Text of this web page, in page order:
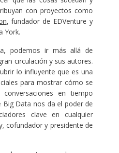
con proyectos como
, fundador de EDVenture y
York.
podemos ir más allá de
circulación y sus autores.
lo influyente que es una
para mostrar cómo se
en tiempo
Big Data nos da el poder de
clave en cualquier
cofundador y presidente de